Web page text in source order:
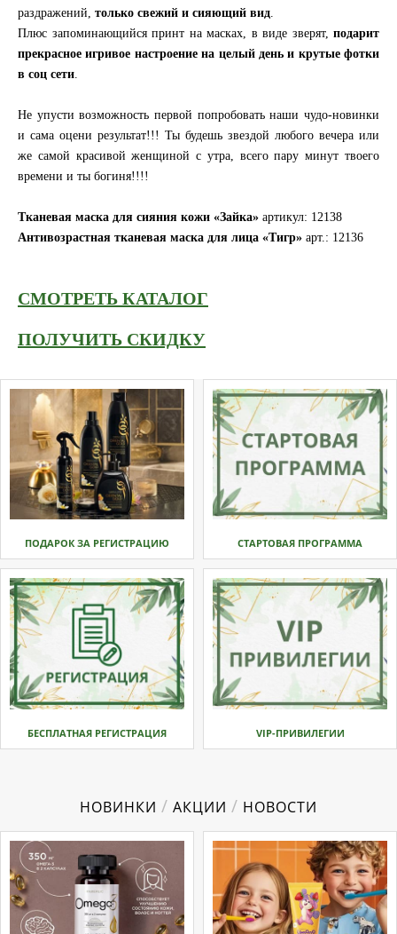
раздражений, только свежий и сияющий вид
Плюс запоминающийся принт на масках, в виде зверят, подарит
прекрасное игривое настроение на целый день и крутые фотки
в соц сети
Не упусти возможность первой попробовать наши чудо-новинки
и сама оцени результат!!! Ты будешь звездой любого вечера или
же самой красивой женщиной с утра, всего пару минут твоего
времени и ты богиня!!!!
Тканевая маска для сияния кожи «Зайка» артикул: 12138
Антивозрастная тканевая маска для лица «Тигр» арт.: 12136
СМОТРЕТЬ КАТАЛОГ
ПОЛУЧИТЬ СКИДКУ
ПОДАРОК ЗА РЕГИСТРАЦИЮ СТАРТОВАЯ ПРОГРАММА
БЕСПЛАТНАЯ РЕГИСТРАЦИЯ VIP-ПРИВИЛЕГИИ
НОВИНКИ / АКЦИИ / НОВОСТИ